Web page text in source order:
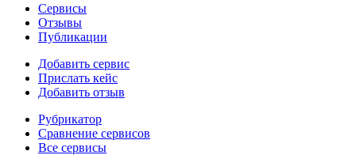
Сервисы
Отзывы
Публикации
Добавить сервис
Прислать кейс
Добавить отзыв
Рубрикатор
Сравнение сервисов
Все сервисы